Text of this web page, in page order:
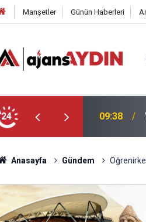
Manşetler Günün Haberleri
24 09:27
Anasayfa Gündem